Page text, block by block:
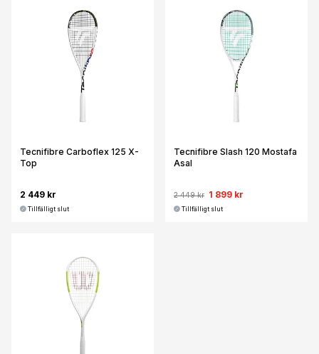
Tecnifibre Carboflex 125 X-
Top
2 449 kr
Tillfälligt slut
Tecnifibre Slash 120 Mostafa
Asal
2 449 kr 1 899 kr
Tillfälligt slut